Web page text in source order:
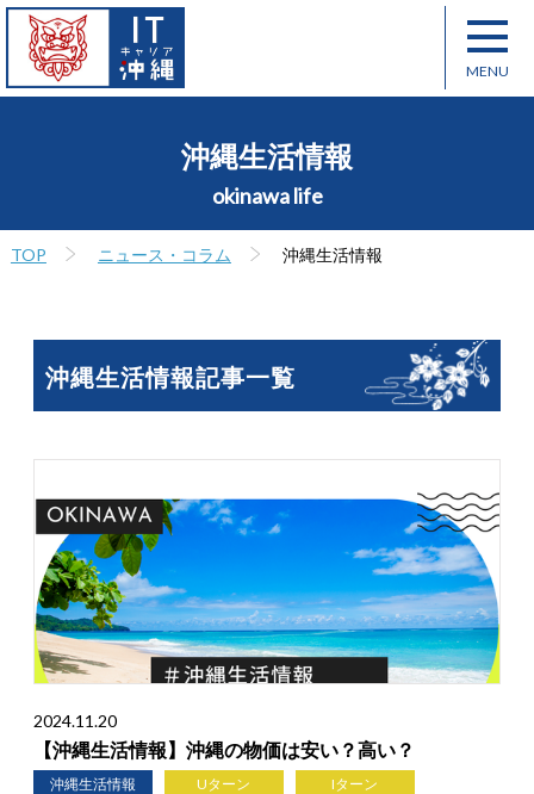
沖縄生活情報
okinawa life
TOP ニュース・コラム 沖縄生活情報
沖縄生活情報記事一覧
2024.11.20
【沖縄生活情報】沖縄の物価は安い？高い？
沖縄生活情報 Uターン
Iターン